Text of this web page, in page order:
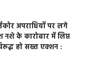
अपराधियों पर लगे
नशे के कारोबार में लिप्त
हो सख्त एक्शन :